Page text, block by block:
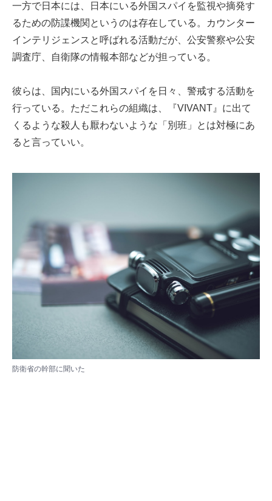
一方で日本には、日本にいる外国スパイを監視や摘発す
るための防諜機関というのは存在している。カウンター
インテリジェンスと呼ばれる活動だが、公安警察や公安
調査庁、自衛隊の情報本部などが担っている。
彼らは、国内にいる外国スパイを日々、警戒する活動を
行っている。ただこれらの組織は、『VIVANT』に出て
くるような殺人も厭わないような「別班」とは対極にあ
ると言っていい。
防衛省の幹部に聞いた